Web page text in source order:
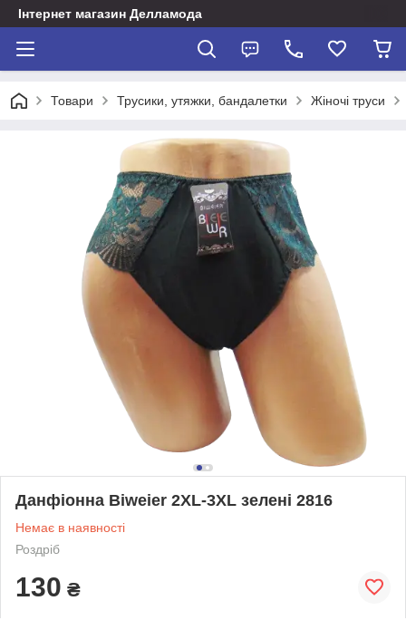
Інтернет магазин Делламода
Товари Трусики, утяжки, бандалетки Жіночі труси
Данфіонна Biweier 2XL-3XL зелені 2816
Немає в наявності
Роздріб
130 ₴